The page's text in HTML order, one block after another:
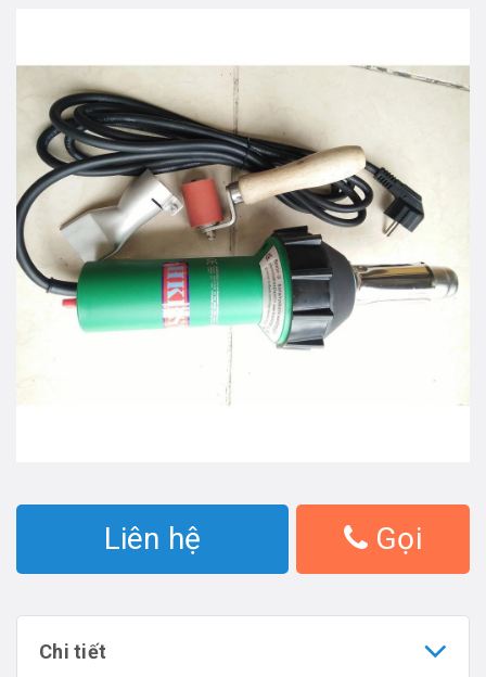
Liên hệ Gọi
Chi tiết